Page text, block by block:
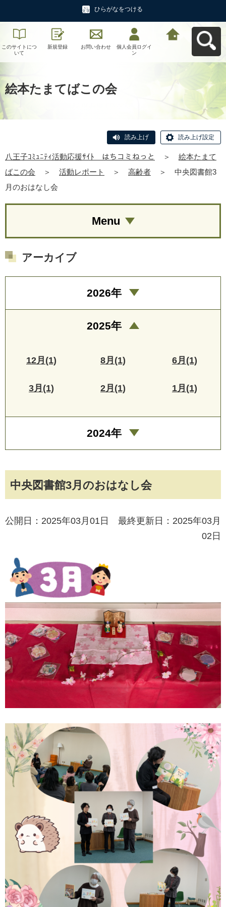
ひらがなをつける
このサイトにつ
いて
新規登録 お問い合わせ
個人会員ログイ
ン
絵本たまてばこの会
読み上げ 読み上げ設定
八王子ｺﾐｭﾆﾃｨ活動応援ｻｲﾄ はちコミねっと ＞
絵本たまて
ばこの会
＞ 活動レポート ＞ 高齢者 ＞
中央図書館3
月のおはなし会
中央図書館3月のおはなし会
公開日：2025年03月01日 最終更新日：2025年03月
02日
Menu
アーカイブ
2026年
2025年
12月(1) 8月(1) 6月(1)
3月(1) 2月(1) 1月(1)
2024年